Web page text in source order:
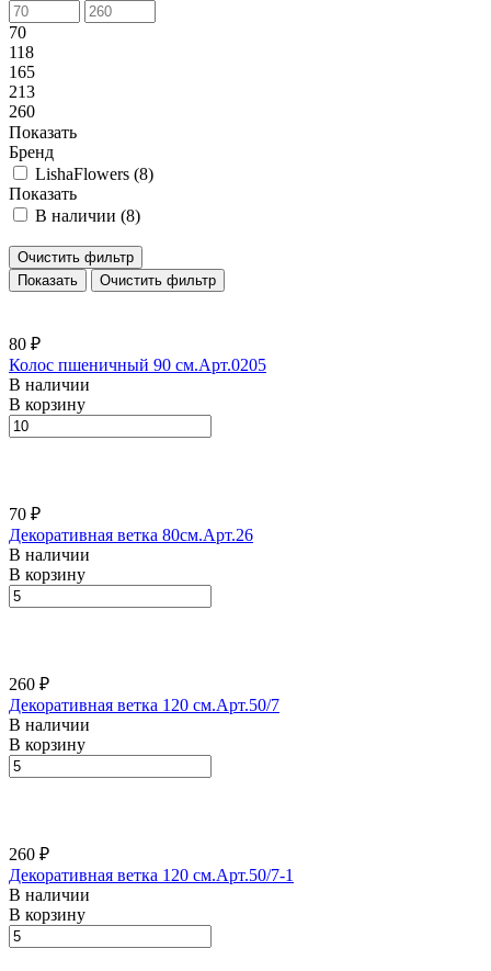
70
118
165
213
260
Показать
Бренд
LishaFlowers (8)
Показать
В наличии (8)
Очистить фильтр
Очистить фильтр
80 ₽
Колос пшеничный 90 см.Арт.0205
В наличии
В корзину
70 ₽
Декоративная ветка 80см.Арт.26
В наличии
В корзину
260 ₽
Декоративная ветка 120 см.Арт.50/7
В наличии
В корзину
260 ₽
Декоративная ветка 120 см.Арт.50/7-1
В наличии
В корзину